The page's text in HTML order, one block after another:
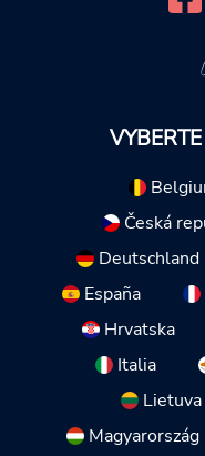
Česká
Deutschland
España
Hrvatska
Italia
Lietuva
Magyarország